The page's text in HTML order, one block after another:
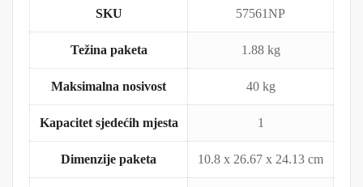
SKU 57561NP
Težina paketa 1.88 kg
Maksimalna nosivost 40 kg
Kapacitet sjedećih mjesta 1
Dimenzije paketa 10.8 x 26.67 x 24.13 cm